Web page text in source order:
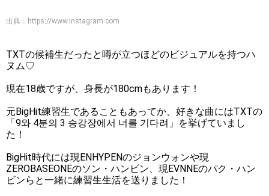
出典： https://www.instagram.com
TXTの候補生だったと噂が立つほどのビジュアルを持つハ
ヌム♡
現在18歳ですが、身長が180cmもあります！
元BigHit練習生であることもあってか、好きな曲にはTXTの
「9와 4분의 3 승강장에서 너를 기다려」を挙げていまし
た！
BigHit時代には現ENHYPENのジョンウォンや現
ZEROBASEONEのソン・ハンビン、現EVNNEのパク・ハン
ビンらと一緒に練習生生活を送りました！